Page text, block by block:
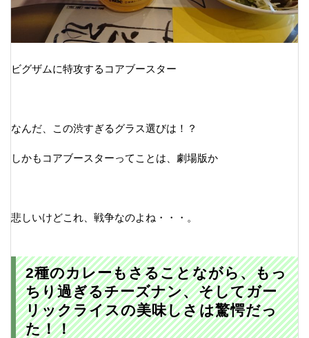
ビグザムに特攻するコアブースター
なんだ、この渋すぎるグラス選びは！？
しかもコアブースターってことは、劇場版か
悲しいけどこれ、戦争なのよね・・・。
2種のカレーもさることながら、もっ
ちり過ぎるチーズナン、そしてガー
リックライスの美味しさは驚愕だっ
た！！